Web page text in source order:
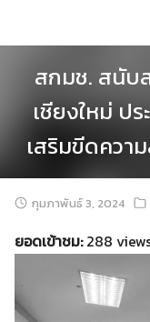
สกมช. สนับ
เชียงใหม่ ป
เสริมขีดควา
กุมภาพันธ์ 3, 2024
ยอดเข้าชม:288